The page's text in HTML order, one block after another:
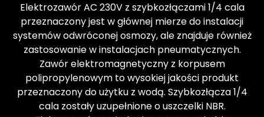
Elektrozawór AC 230V z szybkozłączami 1/4 cala
przeznaczony jest w głównej mierze do instalacji
systemów odwróconej osmozy, ale znajduje również
zastosowanie w instalacjach pneumatycznych.
Zawór elektromagnetyczny z korpusem
polipropylenowym to wysokiej jakości produkt
przeznaczony do użytku z wodą. Szybkozłącza 1/4
cala zostały uzupełnione o uszczelki NBR.